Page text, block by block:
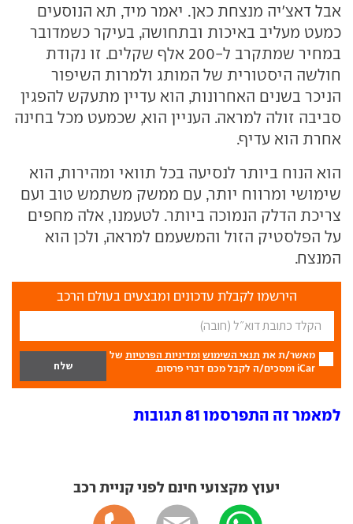
אבל דאצ'יה מנצחת כאן. יאמר מיד, תא הנוסעים
כמעט מעליב באיכות ובתחושה, בעיקר כשמדובר
במחיר שמתקרב ל-200 אלף שקלים. זו נקודת
חולשה היסטורית של המותג ולמרות השיפור
הניכר בשנים האחרונות, הוא עדיין מתעקש להפגין
סביבה זולה למראה. העניין הוא, שכמעט מכל בחינה
אחרת הוא עדיף.
הוא הנוח ביותר לנסיעה בכל תוואי ומהירות, הוא
שימושי ומרווח יותר, עם ממשק משתמש טוב ועם
צריכת הדלק הנמוכה ביותר. לטעמנו, אלה מחפים
על הפלסטיק הזול והמשעמם למראה, ולכן הוא
המנצח.
הירשמו לקבלת עדכונים ומבצעים בעולם הרכב
מאשר/ת את תנאי השימוש ומדיניות הפרטיות של
iCar ומסכים/ה לקבל מכם דברי פרסום.
למאמר זה התפרסמו 81 תגובות
יעוץ מקצועי חינם לפני קניית רכב